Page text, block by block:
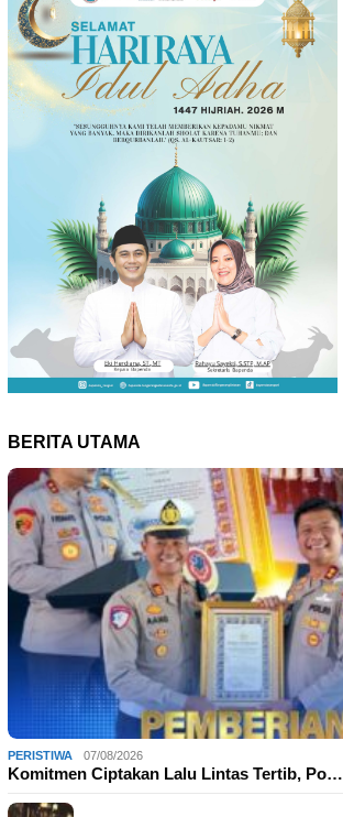
BERITA UTAMA
PERISTIWA 07/08/2026
Komitmen Ciptakan Lalu Lintas Tertib, Po…